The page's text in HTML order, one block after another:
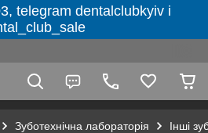
telegram dentalclubkyiv і
Зуботехнічна лабораторія Інші